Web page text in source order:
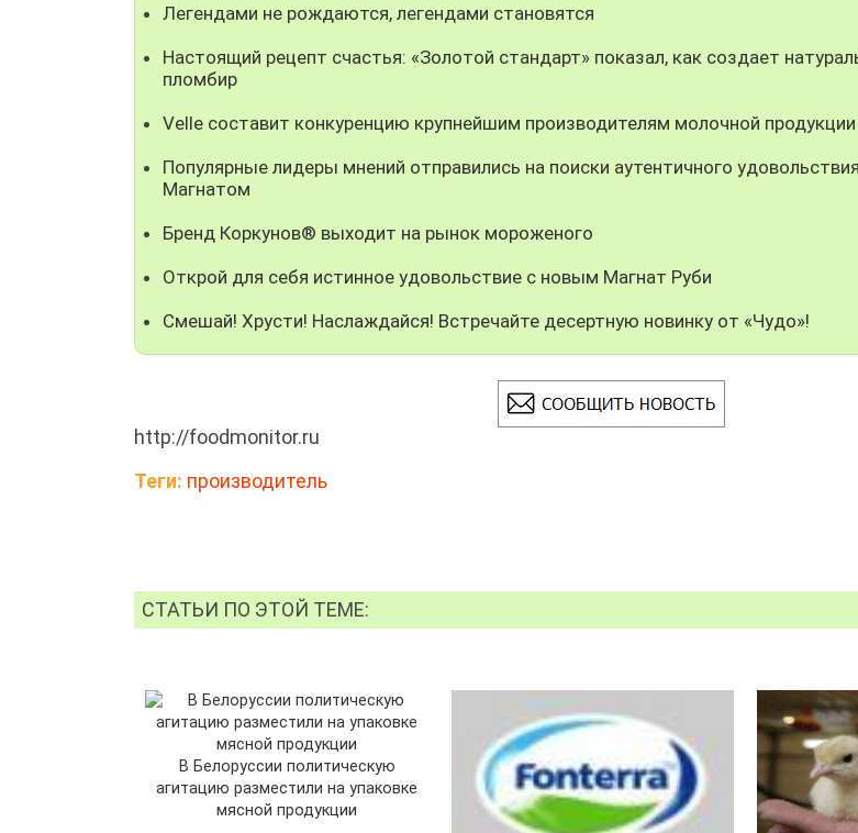
Легендами не рождаются, легендами становятся
Настоящий рецепт счастья: «Золотой стандарт» показал, как создает
пломбир
Velle составит конкуренцию крупнейшим производителям молочной продукции
Популярные лидеры мнений отправились на поиски аутентичного
Магнатом
Бренд Коркунов® выходит на рынок мороженого
Открой для себя истинное удовольствие с новым Магнат Руби
Смешай! Хрусти! Наслаждайся! Встречайте десертную новинку от «Чудо»!
http://foodmonitor.ru
Теги: производитель
СТАТЬИ ПО ЭТОЙ ТЕМЕ:
В Белоруссии политическую
агитацию разместили на упаковке
мясной продукции